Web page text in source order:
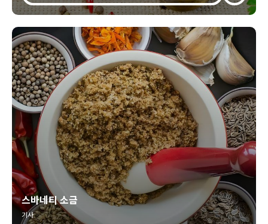
스바네티 소금
기사